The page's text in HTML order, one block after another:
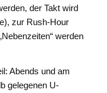
der Takt wird
zur Rush-Hour
werden
Abends und am
gelegenen U-